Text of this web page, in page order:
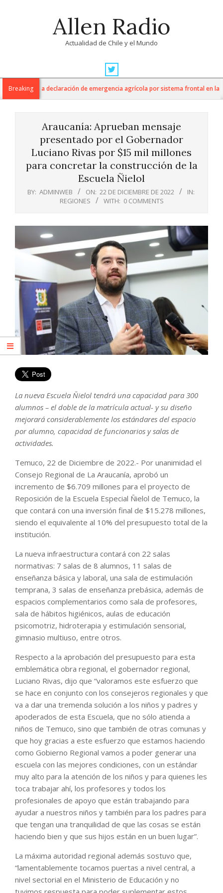
Allen Radio
Actualidad de Chile y el Mundo
Navigation
MenuBreaking
anuncia declaración de emergencia agrícola por sistema frontal en la
Araucanía: Aprueban mensaje
presentado por el Gobernador
Luciano Rivas por $15 mil millones
para concretar la construcción de la
Escuela Ñielol
BY: ADMINWEB ON: 22 DE DICIEMBRE DE 2022
IN:
REGIONES
WITH: 0 COMMENTS
La nueva Escuela Ñielol tendrá una capacidad para 300
alumnos – el doble de la matrícula actual- y su diseño
mejorará considerablemente los estándares del espacio
por alumno, capacidad de funcionarios y salas de
actividades.
Temuco, 22 de Diciembre de 2022.- Por unanimidad el
Consejo Regional de La Araucanía, aprobó un
incremento de $6.709 millones para el proyecto de
Reposición de la Escuela Especial Ñielol de Temuco, la
que contará con una inversión final de $15.278 millones,
siendo el equivalente al 10% del presupuesto total de la
institución.
La nueva infraestructura contará con 22 salas
normativas: 7 salas de 8 alumnos, 11 salas de
enseñanza básica y laboral, una sala de estimulación
temprana, 3 salas de enseñanza prebásica, además de
espacios complementarios como sala de profesores,
sala de hábitos higiénicos, aulas de educación
psicomotriz, hidroterapia y estimulación sensorial,
gimnasio multiuso, entre otros.
Respecto a la aprobación del presupuesto para esta
emblemática obra regional, el gobernador regional,
Luciano Rivas, dijo que “valoramos este esfuerzo que
se hace en conjunto con los consejeros regionales y que
va a dar una tremenda solución a los niños y padres y
apoderados de esta Escuela, que no sólo atienda a
niños de Temuco, sino que también de otras comunas y
que hoy gracias a este esfuerzo que estamos haciendo
como Gobierno Regional vamos a poder generar una
escuela con las mejores condiciones, con un estándar
muy alto para la atención de los niños y para quienes les
toca trabajar ahí, los profesores y todos los
profesionales de apoyo que están trabajando para
ayudar a nuestros niños y también para los padres para
que tengan una tranquilidad de que las cosas se están
haciendo bien y que sus hijos están en un buen lugar”.
La máxima autoridad regional además sostuvo que,
“lamentablemente tocamos puertas a nivel central, a
nivel sectorial en el Ministerio de Educación y no